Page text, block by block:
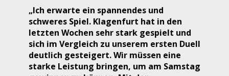
„Ich erwarte ein spannendes und
schweres Spiel. Klagenfurt hat in den
letzten Wochen sehr stark gespielt und
sich im Vergleich zu unserem ersten Duell
deutlich gesteigert. Wir müssen eine
starke Leistung bringen, um am Samstag